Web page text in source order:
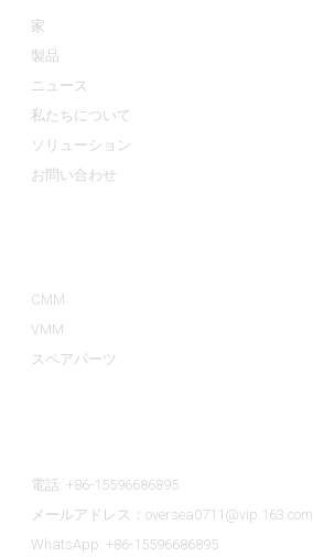
家
製品
ニュース
私たちについて
ソリューション
お問い合わせ
CMM
VMM
スペアパーツ
電話: +86-15596686895
メールアドレス：oversea0711@vip.163.com
WhatsApp: +86-15596686895